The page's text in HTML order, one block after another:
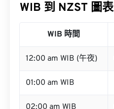
WIB 到 NZST 圖表
WIB 時間
12:00 am WIB (午夜)
01:00 am WIB
02:00 am WIB